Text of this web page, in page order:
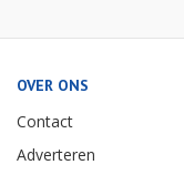
OVER ONS
Contact
Adverteren